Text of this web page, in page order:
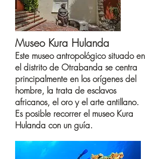
Museo Kura Hulanda
Este museo antropológico situado en
el distrito de Otrabanda se centra
principalmente en los orígenes del
hombre, la trata de esclavos
africanos, el oro y el arte antillano.
Es posible recorrer el museo Kura
Hulanda con un guía.